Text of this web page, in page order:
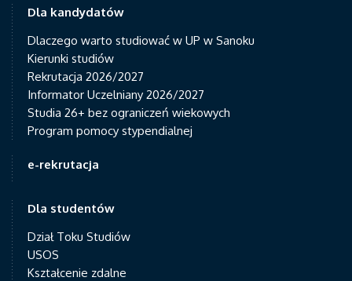
Dla kandydatów
Dlaczego warto studiować w UP w Sanoku
Kierunki studiów
Rekrutacja 2026/2027
Informator Uczelniany 2026/2027
Studia 26+ bez ograniczeń wiekowych
Program pomocy stypendialnej
e-rekrutacja
Dla studentów
Dział Toku Studiów
USOS
Kształcenie zdalne